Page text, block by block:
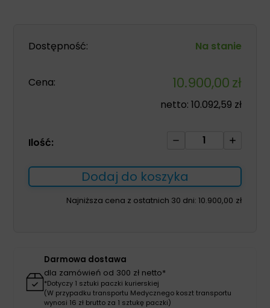
Dostępność: Na stanie
Cena: 10.900,00zł
netto: 10.092,59 zł
Ilość:
ilość
tlenu
Inogen
Rove
Dodaj do koszyka
Najniższa cena z ostatnich 30 dni: 10.900,00 zł
Darmowa dostawa
dla zamówień od 300 zł netto*
*Dotyczy 1 sztuki paczki kurierskiej
(W przypadku transportu Medycznego koszt transportu
wynosi 16 zł brutto za 1 sztukę paczki)